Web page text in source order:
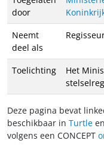
door
Neemt
deel als
Toelichting
Het
Deze pagina bevat
beschikbaar in Turtle en
volgens een CONCEPT